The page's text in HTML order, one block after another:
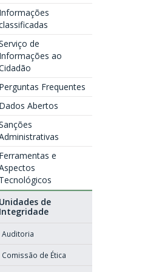
Informações
de
Informações ao
Perguntas Frequentes
Dados Abertos
Ferramentas e
Tecnológicos
Unidades de
Integridade
Auditoria
Comissão de Ética